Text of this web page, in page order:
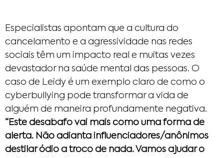
Especialistas apontam que a cultura do
cancelamento e a agressividade nas redes
sociais têm um impacto real e muitas vezes
devastador na saúde mental das pessoas. O
caso de Leidy é um exemplo claro de como o
cyberbullying pode transformar a vida de
alguém de maneira profundamente negativa.
“Este desabafo vai mais como uma forma de
alerta. Não adianta influenciadores/anônimos
destilar ódio a troco de nada. Vamos ajudar o